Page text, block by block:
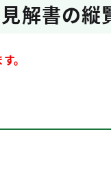
解書の縦
。